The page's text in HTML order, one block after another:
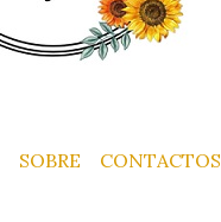
SOBRE CONTACTOS